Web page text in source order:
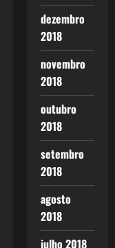
dezembro
2018
novembro
2018
outubro
2018
setembro
2018
agosto
2018
julho 2018